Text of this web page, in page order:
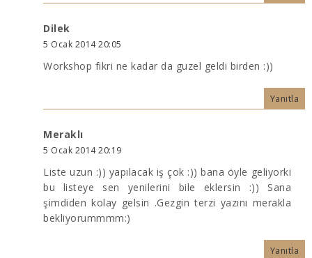
Dilek
5 Ocak 2014 20:05
Workshop fikri ne kadar da guzel geldi birden :))
Yanıtla
Meraklı
5 Ocak 2014 20:19
Liste uzun :)) yapılacak iş çok :)) bana öyle geliyorki
bu listeye sen yenilerini bile eklersin :)) Sana
şimdiden kolay gelsin .Gezgin terzi yazını merakla
bekliyorummmm:)
Yanıtla